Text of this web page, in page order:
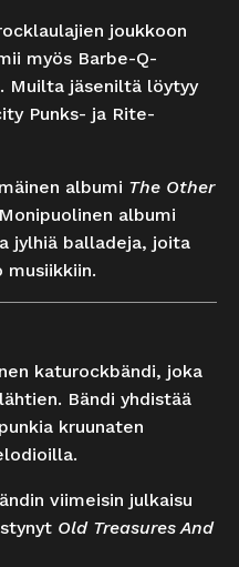
joukkoon
myös Barbe-Q-
Muilta jäseniltä löytyy
Punks- ja Rite-
albumi The Other
albumi
jylhiä balladeja, joita
musiikkiin.
katurockbändi, joka
Bändi yhdistää
kruunaten
viimeisin julkaisu
Old Treasures And